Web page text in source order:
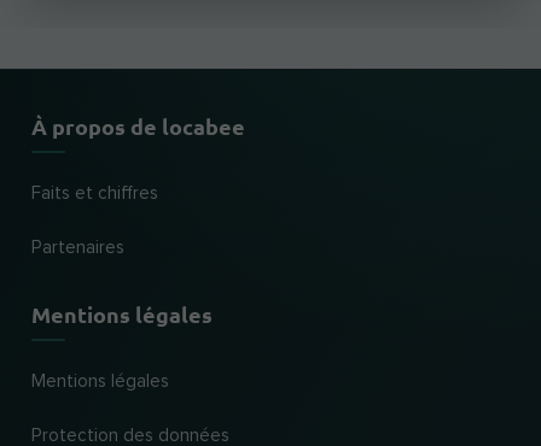
À propos de locabee
Faits et chiffres
Partenaires
Mentions légales
Mentions légales
Protection des données